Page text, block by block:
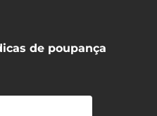
de poupança